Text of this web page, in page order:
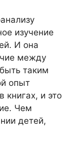
изучение
И она
между
таким
опыт
книгах, и это
Чем
детей,